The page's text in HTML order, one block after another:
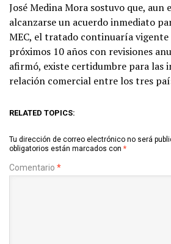
José Medina Mora sostuvo que, aun
alcanzarse un acuerdo inmediato
MEC, el tratado continuaría
próximos 10 años con revisiones
afirmó, existe certidumbre para las
relación comercial entre los tres
RELATED TOPICS:
Tu dirección de correo electrónico no será
obligatorios están marcados con *
Comentario *